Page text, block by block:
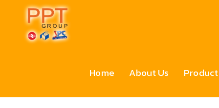
Home About Us